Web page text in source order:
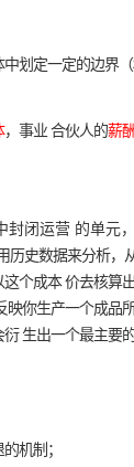
划定一定的边界（
，事业 合伙人的薪
封闭运营 的单元
历史数据来分析，
个成本 价去核算
你生产一个成品
生出一个最主要
机制；